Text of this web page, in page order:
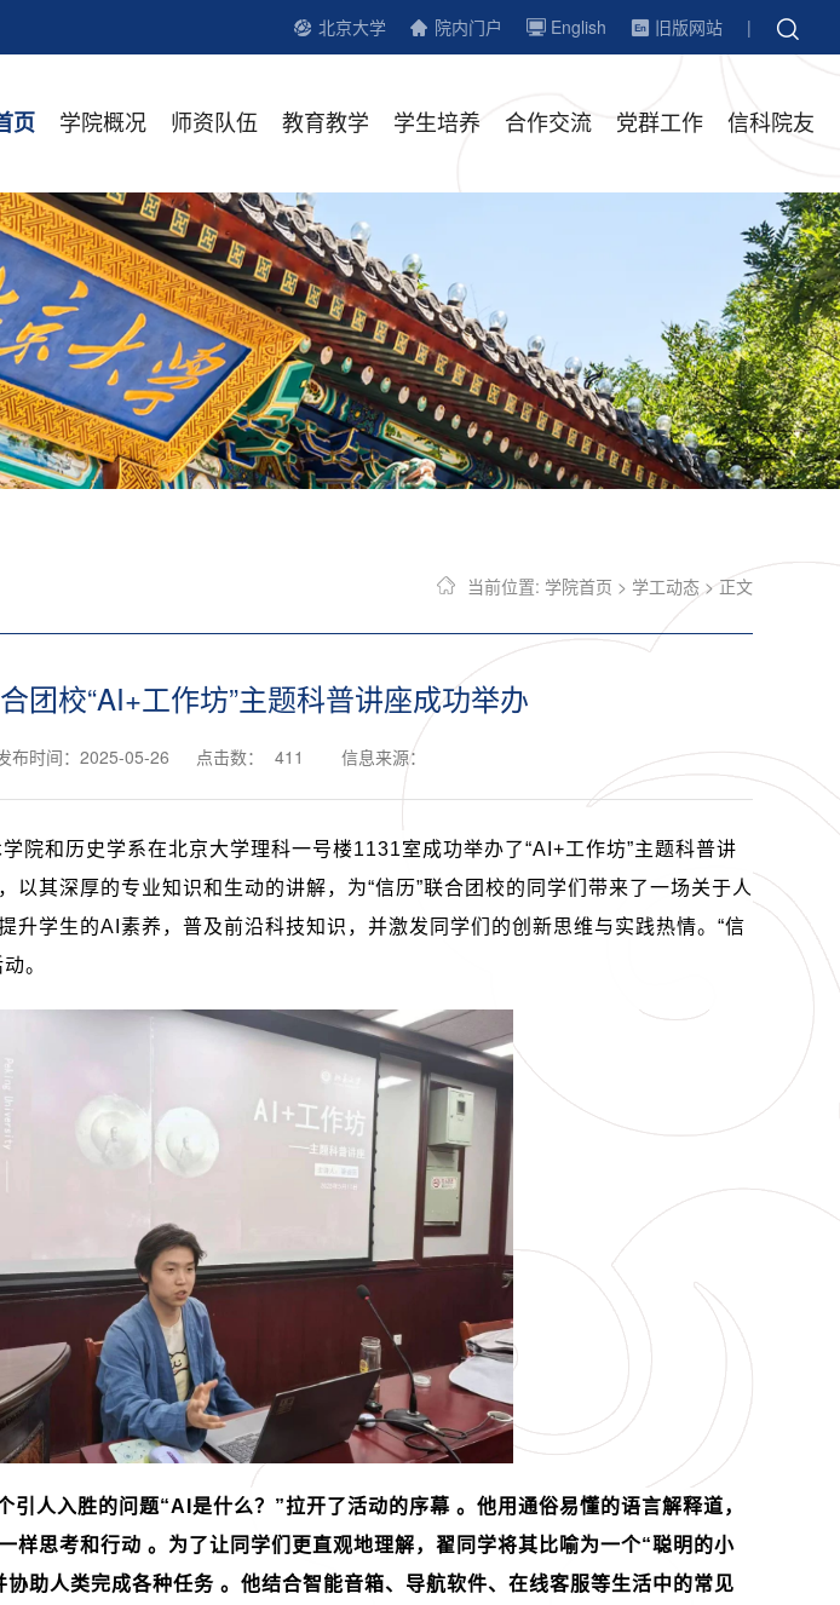
北京大学 院内门户 English 旧版网站 |
页 学院概况 师资队伍 教育教学 学生培养 合作交流 党群工作 信科院友
当前位置: 学院首页 > 学工动态 > 正文
团校“AI+工作坊”主题科普讲座成功举办
布时间：2025-05-26 点击数： 411 信息来源：
院和历史学系在北京大学理科一号楼1131室成功举办了“AI+工作坊”主题科普讲
以其深厚的专业知识和生动的讲解，为“信历”联合团校的同学们带来了一场关于人
升学生的AI 素养，普及前沿科技知识，并激发同学们的创新思维与实践热情。“信
。
引人入胜的问题“AI 是什么？”拉开了活动的序幕 。他用通俗易懂的语言解释道，
样思考和行动 。为了让同学们更直观地理解，翟同学将其比喻为一个“聪明的小
助人类完成各种任务 。他结合智能音箱、导航软件、在线客服等生活中的常见